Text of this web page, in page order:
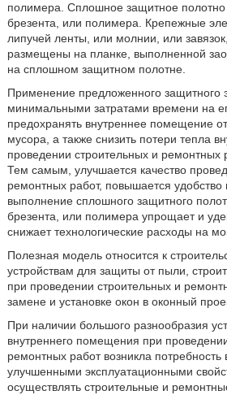
полимера. Сплошное защитное полотно
брезента, или полимера. Крепежные
липучей ленты, или молнии, или
размещены на планке, выполненной
на сплошном защитном полотне.
Применение предложенного защитного
минимальными затратами времени на
предохранять внутреннее помещение
мусора, а также снизить потери тепла
проведении строительных и ремонтных
Тем самым, улучшается качество
ремонтных работ, повышается удобство
выполнение сплошного защитного
брезента, или полимера упрощает и
снижает технологические расходы на
Полезная модель относится к
устройствам для защиты от пыли,
при проведении строительных и
замене и установке окон в оконный
При наличии большого разнообразия
внутреннего помещения при
ремонтных работ возникла потребность
улучшенными эксплуатационными
осуществлять строительные и